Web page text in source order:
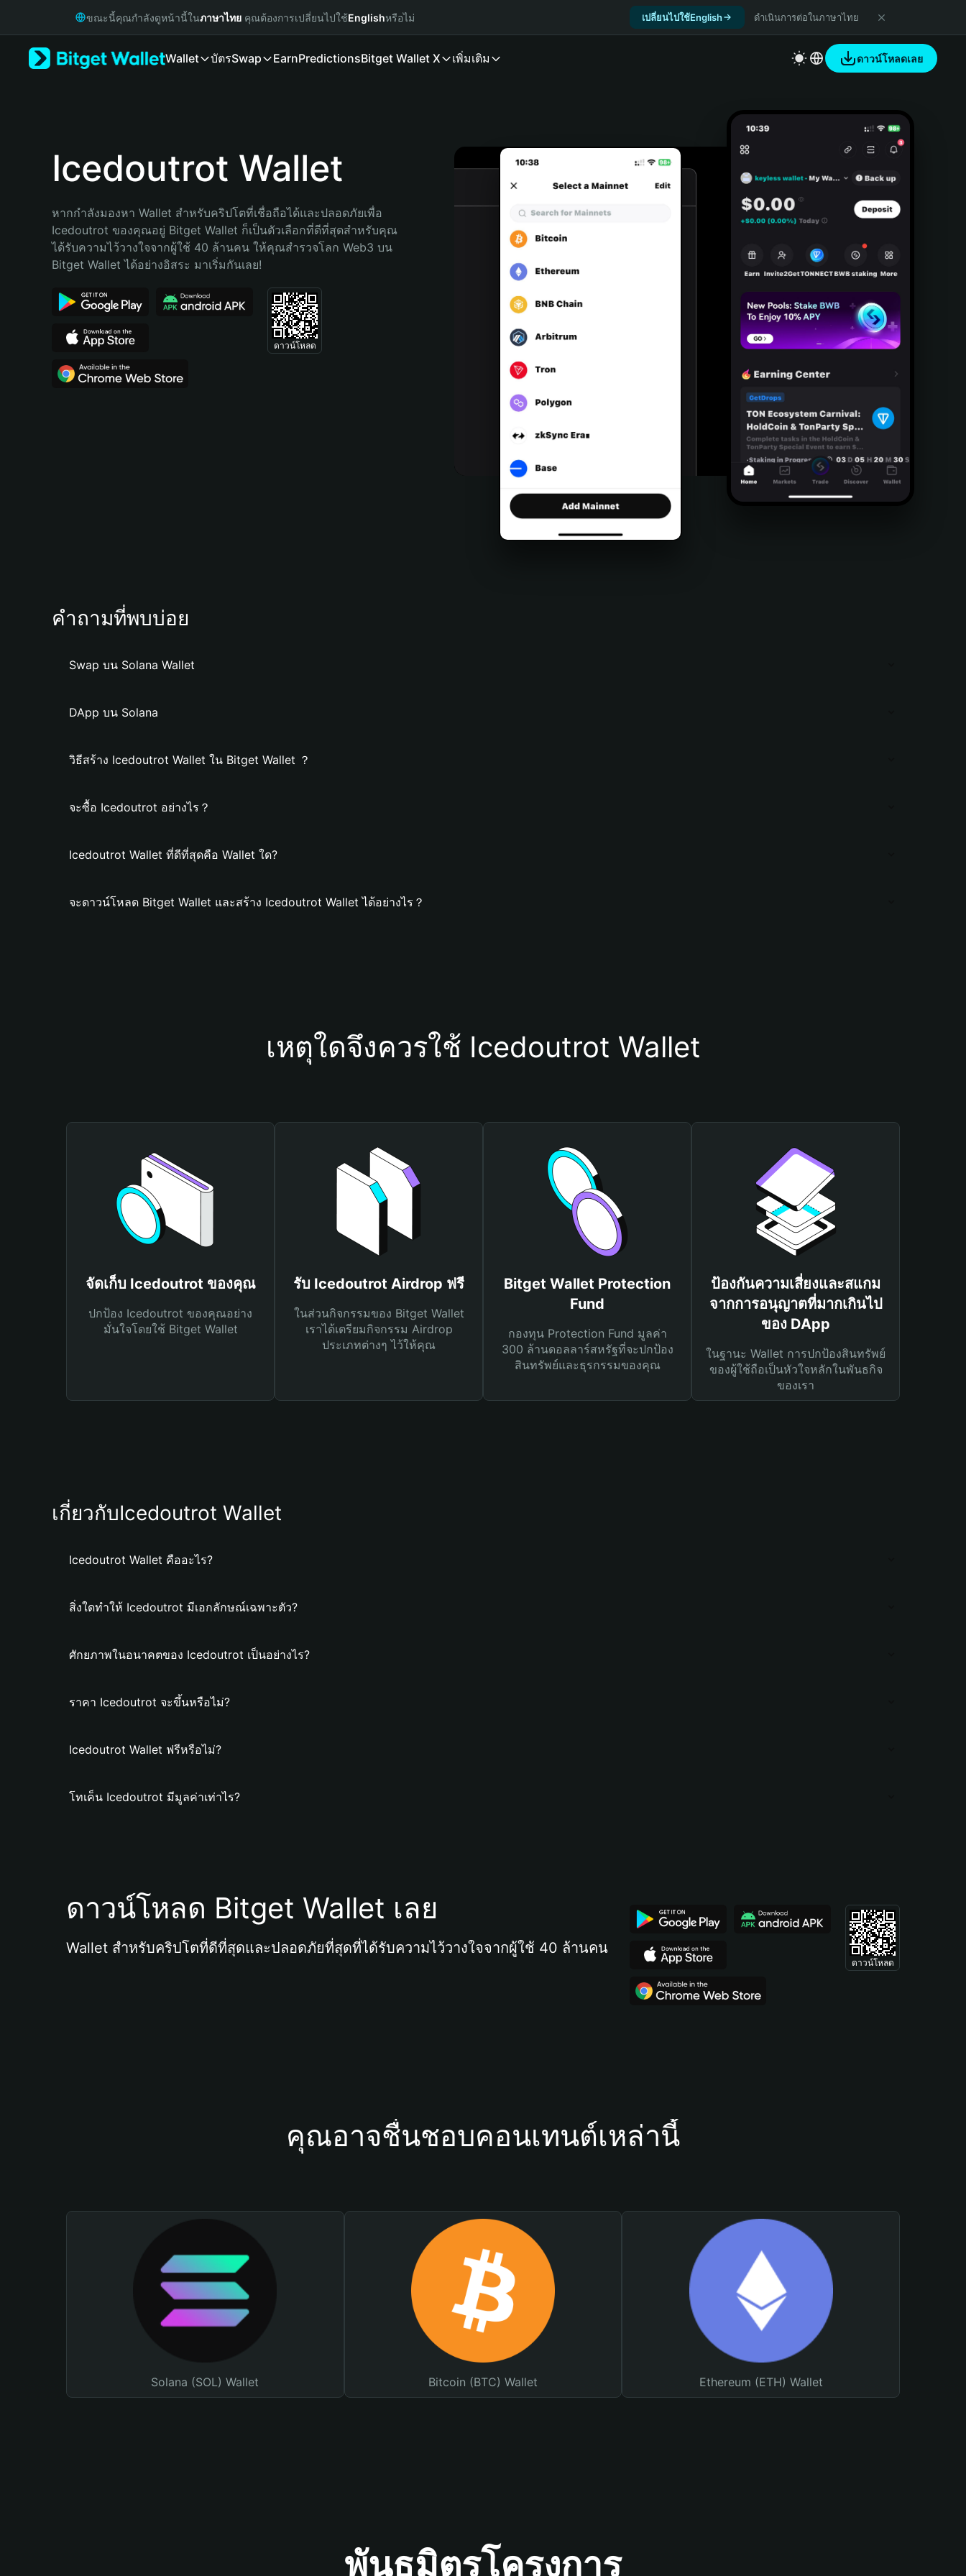
Русский
Bahasa Indonesia
Português (Brasil)
ขณะนี้คุณกำลังดูหน้านี้ในภาษาไทย คุณต้องการเปลี่ยนไปใช้Englishหรือไม่ เปลี่ยนไปใช้English ดำเนินการต่อในภาษาไทย
Wallet บัตรSwap EarnPredictionsBitget Wallet X เพิ่มเติม ดาวน์โหลดเลย
Icedoutrot Wallet
หากกำลังมองหา Wallet สำหรับคริปโตที่เชื่อถือได้และปลอดภัยเพื่อ
Icedoutrot ของคุณอยู่ Bitget Wallet ก็เป็นตัวเลือกที่ดีที่สุดสำหรับคุณ
ได้รับความไว้วางใจจากผู้ใช้ 40 ล้านคน ให้คุณสำรวจโลก Web3 บน
Bitget Wallet ได้อย่างอิสระ มาเริ่มกันเลย!
ดาวน์โหลด
คำถามที่พบบ่อย
Swap บน Solana Wallet
DApp บน Solana
วิธีสร้าง Icedoutrot Wallet ใน Bitget Wallet ？
จะซื้อ Icedoutrot อย่างไร？
Icedoutrot Wallet ที่ดีที่สุดคือ Wallet ใด?
จะดาวน์โหลด Bitget Wallet และสร้าง Icedoutrot Wallet ได้อย่างไร？
เหตุใดจึงควรใช้ Icedoutrot Wallet
จัดเก็บ Icedoutrot ของคุณ
ปกป้อง Icedoutrot ของคุณอย่าง
มั่นใจโดยใช้ Bitget Wallet
รับ Icedoutrot Airdrop ฟรี
ในส่วนกิจกรรมของ Bitget Wallet
เราได้เตรียมกิจกรรม Airdrop
ประเภทต่างๆ ไว้ให้คุณ
Bitget Wallet Protection
Fund
กองทุน Protection Fund มูลค่า
300 ล้านดอลลาร์สหรัฐที่จะปกป้อง
สินทรัพย์และธุรกรรมของคุณ
ป้องกันความเสี่ยงและสแกม
จากการอนุญาตที่มากเกินไป
ของ DApp
ในฐานะ Wallet การปกป้องสินทรัพย์
ของผู้ใช้ถือเป็นหัวใจหลักในพันธกิจ
ของเรา
เกี่ยวกับIcedoutrot Wallet
Icedoutrot Wallet คืออะไร?
สิ่งใดทำให้ Icedoutrot มีเอกลักษณ์เฉพาะตัว?
ศักยภาพในอนาคตของ Icedoutrot เป็นอย่างไร?
ราคา Icedoutrot จะขึ้นหรือไม่?
Icedoutrot Wallet ฟรีหรือไม่?
โทเค็น Icedoutrot มีมูลค่าเท่าไร?
ดาวน์โหลด Bitget Wallet เลย
Wallet สำหรับคริปโตที่ดีที่สุดและปลอดภัยที่สุดที่ได้รับความไว้วางใจจากผู้ใช้ 40 ล้านคน
ดาวน์โหลด
คุณอาจชื่นชอบคอนเทนต์เหล่านี้
Solana (SOL) Wallet Bitcoin (BTC) Wallet Ethereum (ETH) Wallet
พันธมิตรโครงการ